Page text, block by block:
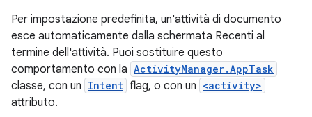
Per impostazione predefinita, un'attività di documento
esce automaticamente dalla schermata Recenti al
termine dell'attività. Puoi sostituire questo
comportamento con la ActivityManager.AppTask
classe, con un Intent flag, o con un <activity>
attributo.